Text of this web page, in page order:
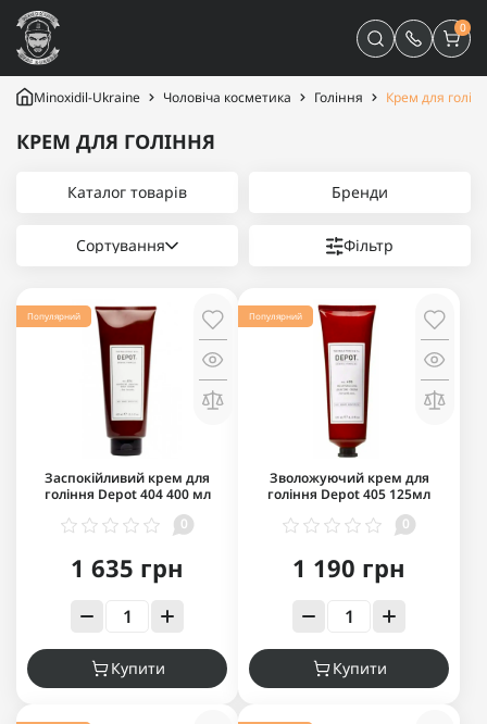
0
Minoxidil-Ukraine Чоловіча косметика Гоління Крем для
КРЕМ ДЛЯ ГОЛІННЯ
Каталог товарів Бренди
Сортування Фільтр
Популярний
Заспокійливий крем для
гоління Depot 404 400 мл
0
1 635 грн
Купити
Популярний
Зволожуючий крем для
гоління Depot 405 125мл
0
1 190 грн
Купити